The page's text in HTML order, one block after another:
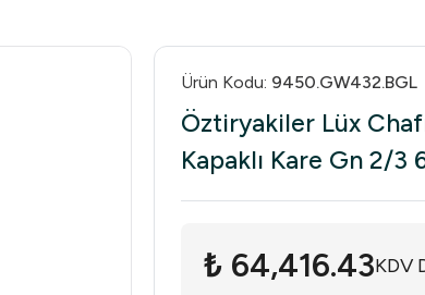
Ürün Kodu: 9450.GW432.BGL
Öztiryakiler Lüx
Kapaklı Kare Gn 2/3
₺ 64,416.43KDV